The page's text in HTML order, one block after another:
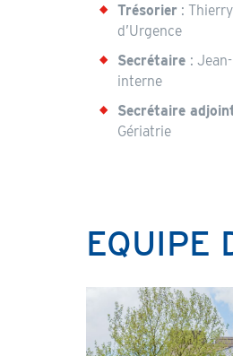
Trésorier: Thierry
d’Urgence
Secrétaire :
interne
Secrétaire
Gériatrie
EQUIPE